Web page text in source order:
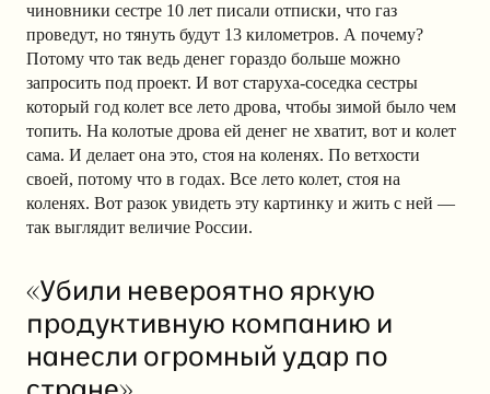
чиновники сестре 10 лет писали отписки, что газ
проведут, но тянуть будут 13 километров. А почему?
Потому что так ведь денег гораздо больше можно
запросить под проект. И вот старуха-соседка сестры
который год колет все лето дрова, чтобы зимой было чем
топить. На колотые дрова ей денег не хватит, вот и колет
сама. И делает она это, стоя на коленях. По ветхости
своей, потому что в годах. Все лето колет, стоя на
коленях. Вот разок увидеть эту картинку и жить с ней —
так выглядит величие России.
«Убили невероятно яркую
продуктивную компанию и
нанесли огромный удар по